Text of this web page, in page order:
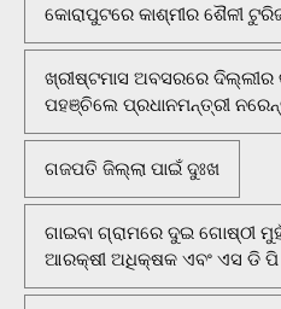
କୋରାପୁଟରେ କାଶ୍ମୀର ଶୈଳୀ
ଖ୍ରୀଷ୍ଟମାସ ଅବସରରେ ଦିଲ୍ଲୀର
ପହଞ୍ଚିଲେ ପ୍ରଧାନମନ୍ତ୍ରୀ
ଗଜପତି ଜିଲ୍ଲା ପାଇଁ ଦୁଃଖ
ଗାଇବା ଗ୍ରାମରେ ଦୁଇ ଗୋଷ୍ଠୀ
ଆରକ୍ଷୀ ଅଧିକ୍ଷକ ଏବଂ ଏସ ଡି